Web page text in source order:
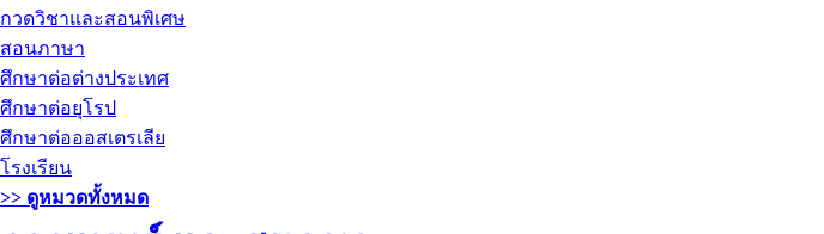
กวดวิชาและสอนพิเศษ
สอนภาษา
ศึกษาต่อต่างประเทศ
ศึกษาต่อยุโรป
ศึกษาต่อออสเตรเลีย
โรงเรียน
>> ดูหมวดทั้งหมด